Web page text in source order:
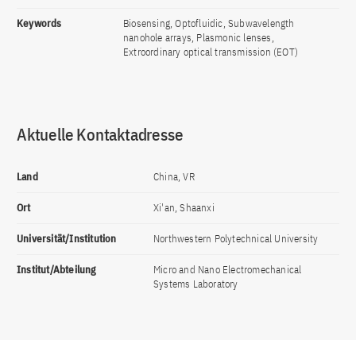
Keywords
Biosensing, Optofluidic, Subwavelength
nanohole arrays, Plasmonic lenses,
Extroordinary optical transmission (EOT)
Aktuelle Kontaktadresse
Land China, VR
Ort Xi'an, Shaanxi
Universität/Institution Northwestern Polytechnical University
Institut/Abteilung
Micro and Nano Electromechanical
Systems Laboratory